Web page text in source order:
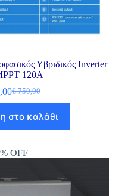
Υβριδικός Inverter
120A
€750,00
στο καλάθι
OFF